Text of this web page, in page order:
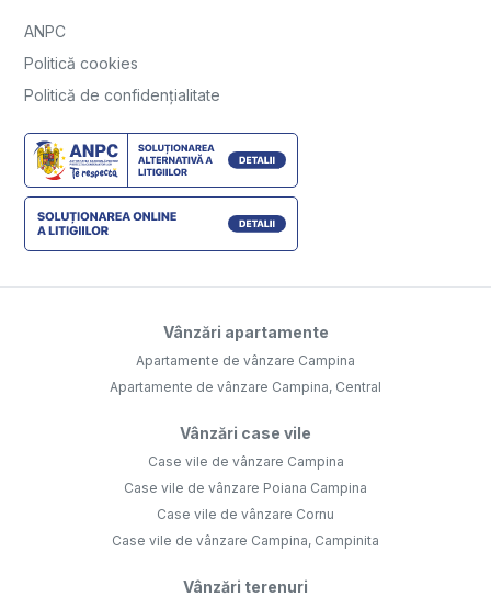
ANPC
Politică cookies
Politică de confidențialitate
Vânzări apartamente
Apartamente de vânzare Campina
Apartamente de vânzare Campina, Central
Vânzări case vile
Case vile de vânzare Campina
Case vile de vânzare Poiana Campina
Case vile de vânzare Cornu
Case vile de vânzare Campina, Campinita
Vânzări terenuri